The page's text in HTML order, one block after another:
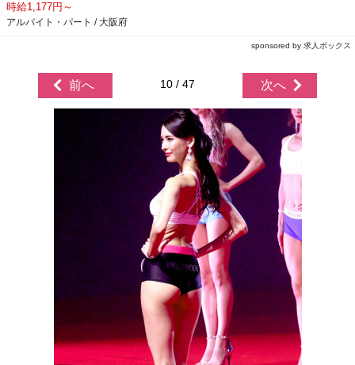
時給1,177円～
アルバイト・パート / 大阪府
sponsored by 求人ボックス
前へ 10 / 47 次へ